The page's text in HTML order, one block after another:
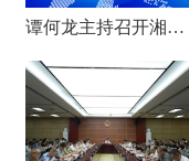
谭何龙主持召开湘乡市第九届市委常委会（扩大）会议